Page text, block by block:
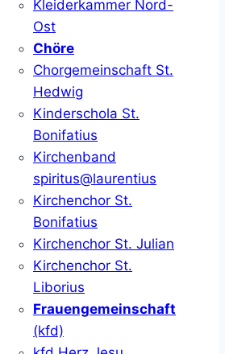
Kleiderkammer Nord-
Ost
Chöre
Chorgemeinschaft St.
Hedwig
Kinderschola St.
Bonifatius
Kirchenband
spiritus@laurentius
Kirchenchor St.
Bonifatius
Kirchenchor St. Julian
Kirchenchor St.
Liborius
Frauengemeinschaft
(kfd)